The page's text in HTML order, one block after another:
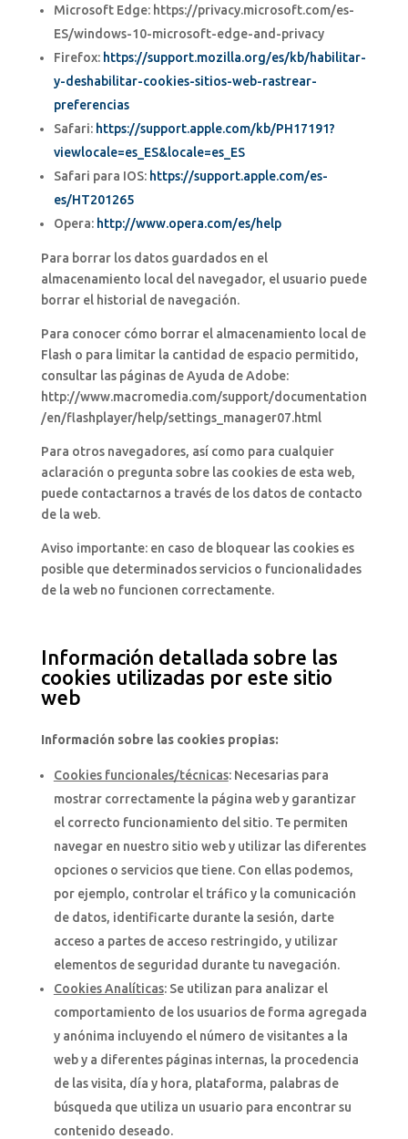
Microsoft Edge: https://privacy.microsoft.com/es-
ES/windows-10-microsoft-edge-and-privacy
Firefox: https://support.mozilla.org/es/kb/habilitar-
y-deshabilitar-cookies-sitios-web-rastrear-
preferencias
Safari: https://support.apple.com/kb/PH17191?
viewlocale=es_ES&locale=es_ES
Safari para IOS: https://support.apple.com/es-
es/HT201265
Opera: http://www.opera.com/es/help
Para borrar los datos guardados en el
almacenamiento local del navegador, el usuario puede
borrar el historial de navegación.
Para conocer cómo borrar el almacenamiento local de
Flash o para limitar la cantidad de espacio permitido,
consultar las páginas de Ayuda de Adobe:
http://www.macromedia.com/support/documentation
/en/flashplayer/help/settings_manager07.html
Para otros navegadores, así como para cualquier
aclaración o pregunta sobre las cookies de esta web,
puede contactarnos a través de los datos de contacto
de la web.
Aviso importante: en caso de bloquear las cookies es
posible que determinados servicios o funcionalidades
de la web no funcionen correctamente.
Información detallada sobre las
cookies utilizadas por este sitio
web
Información sobre las cookies propias:
Cookies funcionales/técnicas: Necesarias para
mostrar correctamente la página web y garantizar
el correcto funcionamiento del sitio. Te permiten
navegar en nuestro sitio web y utilizar las diferentes
opciones o servicios que tiene. Con ellas podemos,
por ejemplo, controlar el tráfico y la comunicación
de datos, identificarte durante la sesión, darte
acceso a partes de acceso restringido, y utilizar
elementos de seguridad durante tu navegación.
Cookies Analíticas: Se utilizan para analizar el
comportamiento de los usuarios de forma agregada
y anónima incluyendo el número de visitantes a la
web y a diferentes páginas internas, la procedencia
de las visita, día y hora, plataforma, palabras de
búsqueda que utiliza un usuario para encontrar su
contenido deseado.